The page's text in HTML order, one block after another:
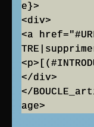
e}>
<div>
<a
</div>
</
age>